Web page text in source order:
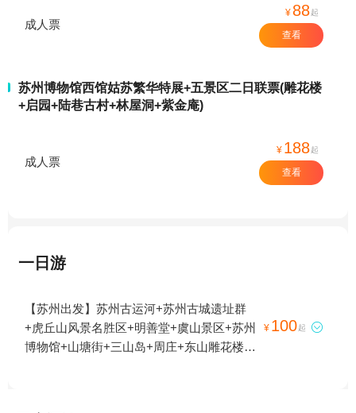
成人票
¥ 88起
查看
苏州博物馆西馆姑苏繁华特展+五景区二日联票(雕花楼
+启园+陆巷古村+林屋洞+紫金庵)
成人票
¥ 188起
查看
一日游
【苏州出发】苏州古运河+苏州古城遗址群
+虎丘山风景名胜区+明善堂+虞山景区+苏州
博物馆+山塘街+三山岛+周庄+东山雕花楼
¥ 100起 